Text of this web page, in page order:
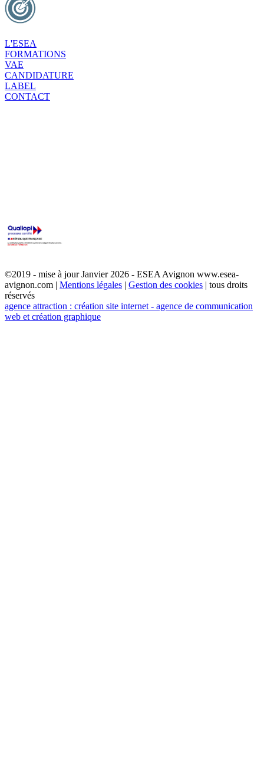
L'ESEA
FORMATIONS
VAE
CANDIDATURE
LABEL
CONTACT
©2019 - mise à jour Janvier 2026 - ESEA Avignon www.esea-
avignon.com | Mentions légales | Gestion des cookies | tous droits
réservés
agence attraction : création site internet - agence de communication
web et création graphique